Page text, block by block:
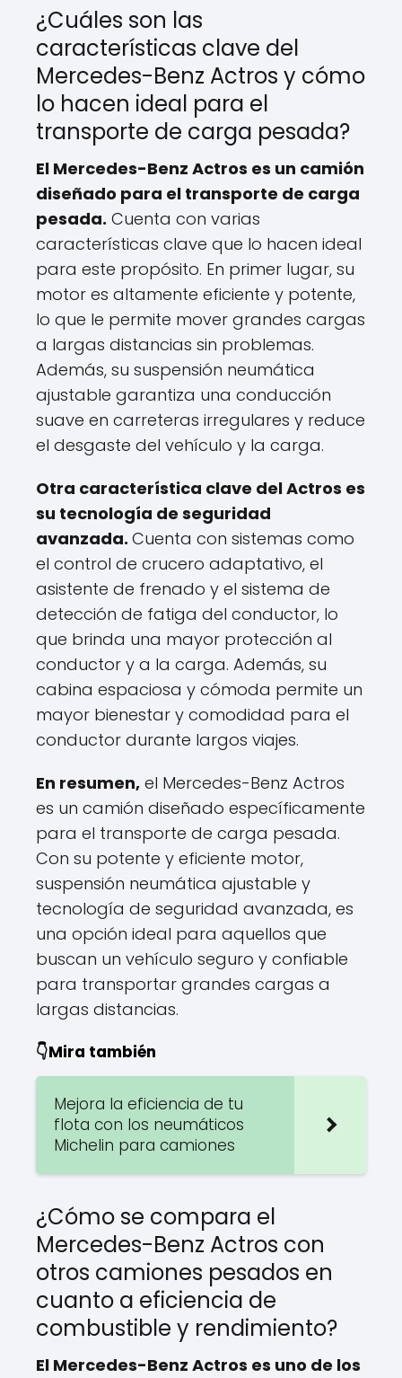
¿Cuáles son las
características clave del
Mercedes-Benz Actros y cómo
lo hacen ideal para el
transporte de carga pesada?
El Mercedes-Benz Actros es un camión
diseñado para el transporte de carga
pesada. Cuenta con varias
características clave que lo hacen ideal
para este propósito. En primer lugar, su
motor es altamente eficiente y potente,
lo que le permite mover grandes cargas
a largas distancias sin problemas.
Además, su suspensión neumática
ajustable garantiza una conducción
suave en carreteras irregulares y reduce
el desgaste del vehículo y la carga.
Otra característica clave del Actros es
su tecnología de seguridad
avanzada. Cuenta con sistemas como
el control de crucero adaptativo, el
asistente de frenado y el sistema de
detección de fatiga del conductor, lo
que brinda una mayor protección al
conductor y a la carga. Además, su
cabina espaciosa y cómoda permite un
mayor bienestar y comodidad para el
conductor durante largos viajes.
En resumen, el Mercedes-Benz Actros
es un camión diseñado específicamente
para el transporte de carga pesada.
Con su potente y eficiente motor,
suspensión neumática ajustable y
tecnología de seguridad avanzada, es
una opción ideal para aquellos que
buscan un vehículo seguro y confiable
para transportar grandes cargas a
largas distancias.
👇Mira también
Mejora la eficiencia de tu
flota con los neumáticos
Michelin para camiones
¿Cómo se compara el
Mercedes-Benz Actros con
otros camiones pesados en
cuanto a eficiencia de
combustible y rendimiento?
El Mercedes-Benz Actros es uno de los